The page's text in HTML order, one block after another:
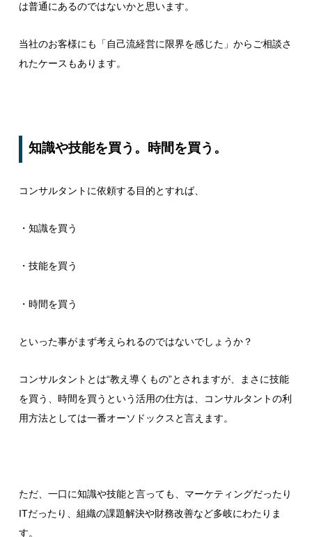
は普通にあるのではないかと思います。
当社のお客様にも「自己流経営に限界を感じた」からご相談さ
れたケースもあります。
知識や技能を買う。時間を買う。
コンサルタントに依頼する目的とすれば、
・知識を買う
・技能を買う
・時間を買う
といった事がまず考えられるのではないでしょうか？
コンサルタントとは“教え導くもの”とされますが、まさに技能
を買う、時間を買うという活用の仕方は、コンサルタントの利
用方法としては一番オーソドックスと言えます。
ただ、一口に知識や技能と言っても、マーケティングだったり
ITだったり、組織の課題解決や財務改善など多岐にわたりま
す。